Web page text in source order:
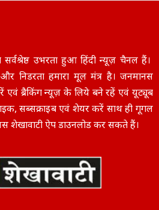
उभरता हुआ हिंदी न्यूज़ चैनल हैं।
और निडरता हमारा मूल मंत्र है। जनमानस
एवं ब्रैकिंग न्यूज़ के लिये बने रहें एवं यूट्यूब
सब्सक्राइब एवं शेयर करें साथ ही गूगल
शेखावाटी ऐप डाउनलोड कर सकते हैं।